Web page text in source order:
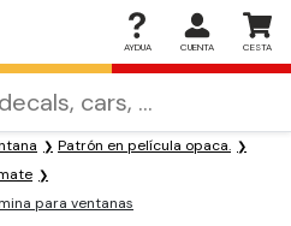
AYDUA CUENTA CESTA
Patrón en película opaca.
para ventanas